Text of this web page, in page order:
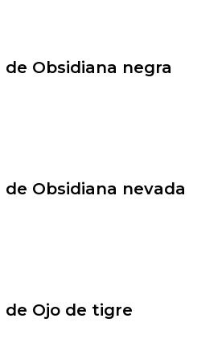
de Obsidiana negra
de Obsidiana nevada
de Ojo de tigre